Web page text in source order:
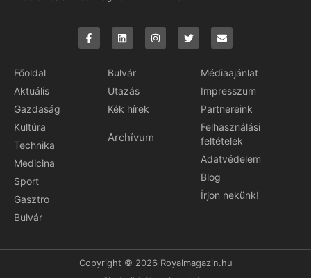
Főoldal
Aktuális
Gazdaság
Kultúra
Technika
Medicina
Sport
Gasztro
Bulvár
Bulvár
Utazás
Kék hírek
Archívum
Médiaajánlat
Impresszum
Partnereink
Felhasználási
feltételek
Adatvédelem
Blog
Írjon nekünk!
Copyright © 2026 Royalmagazin.hu